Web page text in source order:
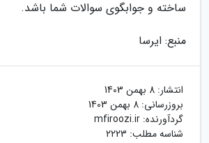
ساخته و جوابگوی سوالات شما باشد.
منبع: ایرسا
انتشار: 8 بهمن 1403
بروزرسانی: 8 بهمن 1403
گردآورنده: mfiroozi.ir
شناسه مطلب: 2223